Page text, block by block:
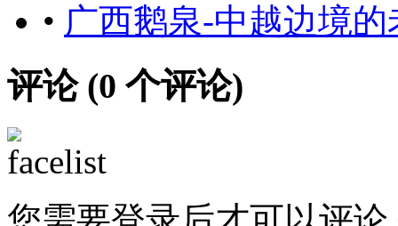
• 广西鹅泉-中越边境的
评论 (0 个评论)